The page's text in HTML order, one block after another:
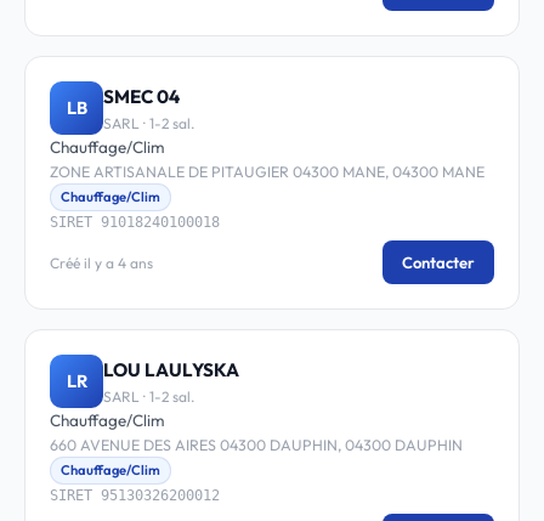
LB SMEC 04
SARL · 1-2 sal.
Chauffage/Clim
ZONE ARTISANALE DE PITAUGIER 04300 MANE, 04300 MANE
Chauffage/Clim
SIRET 91018240100018
Créé il y a 4 ans Contacter
LR LOU LAULYSKA
SARL · 1-2 sal.
Chauffage/Clim
660 AVENUE DES AIRES 04300 DAUPHIN, 04300 DAUPHIN
Chauffage/Clim
SIRET 95130326200012